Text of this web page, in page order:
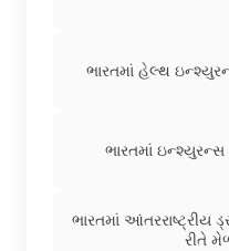
ભારતમાં હેલ્થ
ભારતમાં
ભારતમાં આંતરરાષ્ટ્રીય
રીતે